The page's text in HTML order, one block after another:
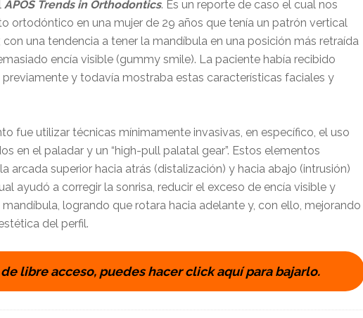
APOS Trends in Orthodontics. Es un reporte de caso el cual nos
ortodóntico en una mujer de 29 años que tenía un patrón vertical
con una tendencia a tener la mandíbula en una posición más retraída
encía visible (gummy smile). La paciente había recibido
y todavía mostraba estas características faciales y
fue utilizar técnicas mínimamente invasivas, en específico, el uso
en el paladar y un “high-pull palatal gear”. Estos elementos
arcada superior hacia atrás (distalización) y hacia abajo (intrusión)
ayudó a corregir la sonrisa, reducir el exceso de encía visible y
logrando que rotara hacia adelante y, con ello, mejorando
del perfil.
libre acceso, puedes hacer click aquí para bajarlo.